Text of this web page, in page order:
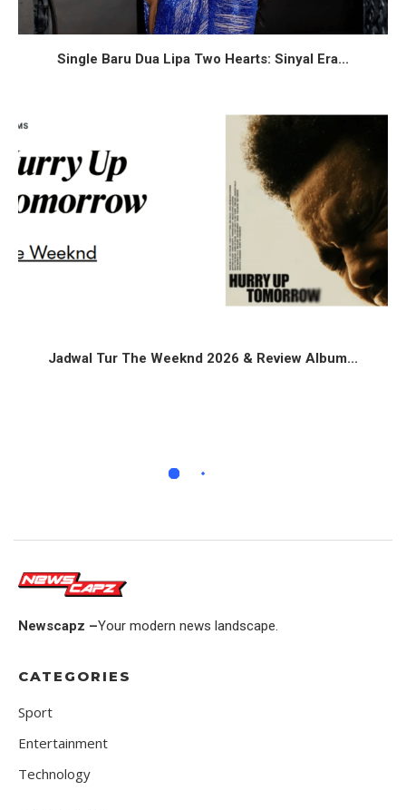
Single Baru Dua Lipa Two Hearts: Sinyal Era...
Jadwal Tur The Weeknd 2026 & Review Album...
Newscapz –Your modern news landscape.
CATEGORIES
Sport
Entertainment
Technology